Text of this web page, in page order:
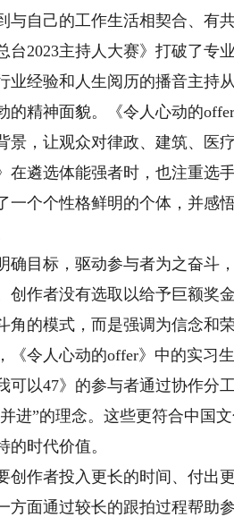
与自己的工作生活相契合、有
2023主持人大赛》打破了专
业经验和人生阅历的播音主持
精神面貌。《令人心动的
景，让观众对律政、建筑、医
在遴选体能强者时，也注重选
个个性格鲜明的个体，并感
目标，驱动参与者为之奋斗
创作者没有选取以给予巨额奖
的模式，而是强调为信念和
令人心动的offer》中的实习
以47》的参与者通过协作分
进”的理念。这些更符合中国
时代价值。
作者投入更长的时间、付出
方面通过较长的跟拍过程帮助